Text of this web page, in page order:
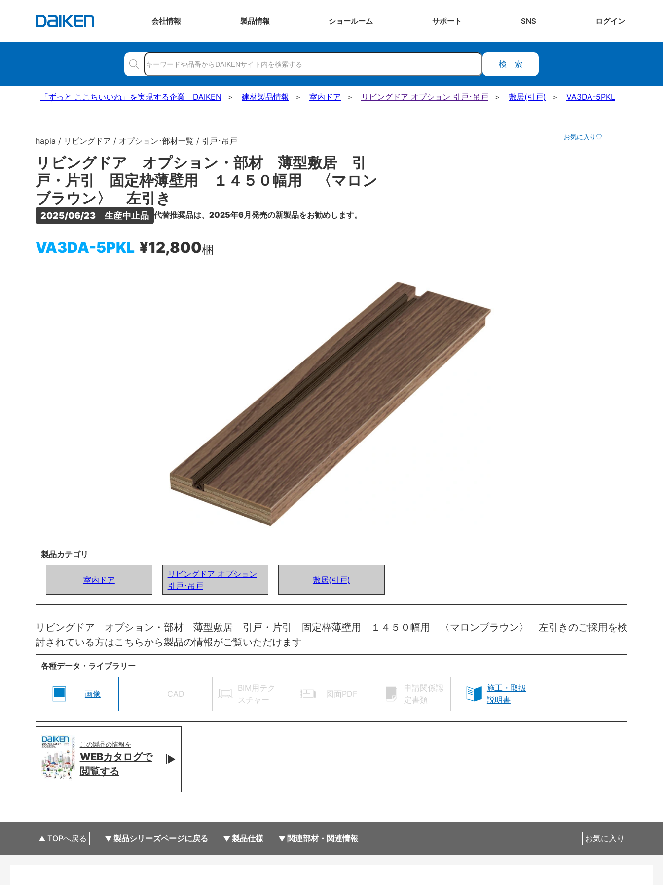
会社情報 製品情報 ショールーム サポート SNS ログイン
検索
「ずっと ここちいいね」を実現する企業 DAIKEN 建材製品情報 室内ドア リビングドア オプション 引戸･吊戸 敷居(引戸) VA3DA-5PKL
hapia / リビングドア / オプション･部材一覧 / 引戸･吊戸
リビングドア オプション・部材 薄型敷居 引
戸・片引 固定枠薄壁用 １４５０幅用 〈マロン
ブラウン〉 左引き
2025/06/23　生産中止品 代替推奨品は、2025年6月発売の新製品をお勧めします。
VA3DA-5PKL ¥12,800梱
お気に入り
製品カテゴリ
室内ドア
リビングドア オプション
引戸･吊戸
敷居(引戸)
リビングドア オプション・部材 薄型敷居 引戸・片引 固定枠薄壁用 １４５０幅用 〈マロンブラウン〉 左引きのご採用を検
討されている方はこちらから製品の情報がご覧いただけます
各種データ・ライブラリー
画像 CAD
BIM用テク
スチャー
図面PDF
申請関係認
定書類
施工・取扱
説明書
この製品の情報を
WEBカタログで
閲覧する
TOPへ戻る 製品シリーズページに戻る 製品仕様 関連部材・関連情報 お気に入り